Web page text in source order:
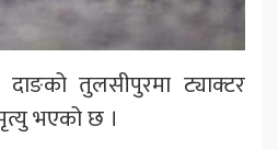
तुलसीपुरमा ट्याक्टर
भएको छ ।